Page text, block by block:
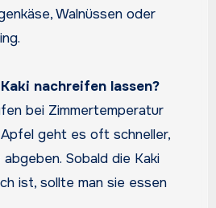
Walnüssen oder
nachreifen lassen?
bei Zimmertemperatur
geht es oft schneller,
Sobald die Kaki
ist, sollte man sie essen